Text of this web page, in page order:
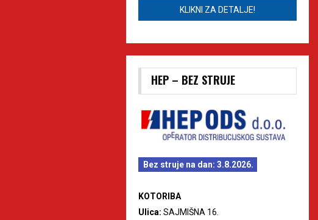
KLIKNI ZA DETALJE!
HEP – BEZ STRUJE
Bez struje na dan: 3.8.2026.
KOTORIBA
Ulica: SAJMIŠNA 16.